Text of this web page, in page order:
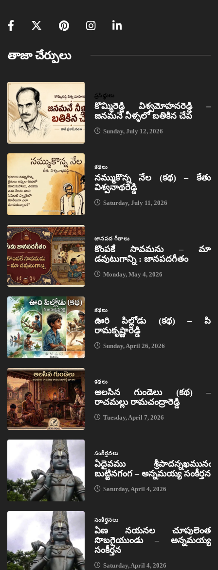
తాజా చేర్పులు
ప్రసిద్ధులు
కొమ్మిరెడ్డి విశ్వమోహనరెడ్డి –
జనమనే నీళ్ళలో బతికిన చేప
Sunday, July 12, 2026
కథలు
నమ్ముకొన్న నేల (కథ) – కేతు
విశ్వనాథరెడ్డి
Saturday, July 11, 2026
జానపద గీతాలు
కొంపకే సావమను – మా
డవుటుగాన్ని : జానపదగీతం
Monday, May 4, 2026
కథలు
ఊరి పిల్లోడు (కథ) – పి
రామకృష్ణారెడ్డి
Sunday, April 26, 2026
కథలు
అలసిన గుండెలు (కథ) –
రాచమల్లు రామచంద్రారెడ్డి
Tuesday, April 7, 2026
సంకీర్తనలు
ఏదైవము శ్రీపాదన్నఖమునఁ
బుట్టినగంగ – అన్నమయ్య సంకీర్తన
Saturday, April 4, 2026
సంకీర్తనలు
ఏణ నయనల చూపులెంత
సొబగైయుండు – అన్నమయ్య
సంకీర్తన
Saturday, April 4, 2026